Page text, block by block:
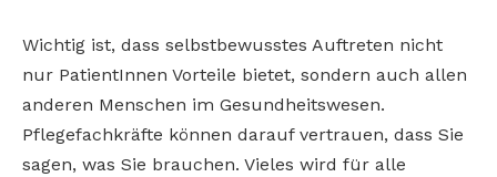
Wichtig ist, dass selbstbewusstes Auftreten nicht
nur PatientInnen Vorteile bietet, sondern auch allen
anderen Menschen im Gesundheitswesen.
Pflegefachkräfte können darauf vertrauen, dass Sie
sagen, was Sie brauchen. Vieles wird für alle